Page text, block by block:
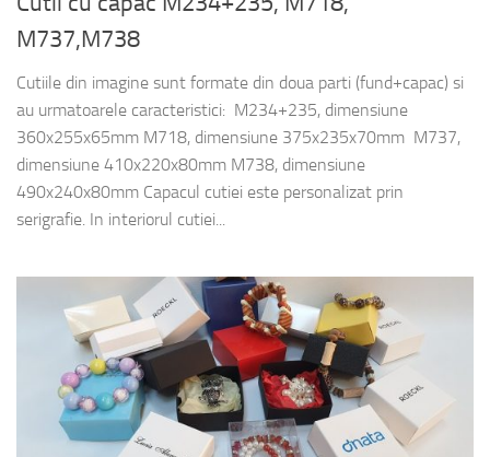
M737,M738
Cutiile din imagine sunt formate din doua parti (fund+capac) si
au urmatoarele caracteristici: M234+235, dimensiune
360x255x65mm M718, dimensiune 375x235x70mm M737,
dimensiune 410x220x80mm M738, dimensiune
490x240x80mm Capacul cutiei este personalizat prin
serigrafie. In interiorul cutiei...